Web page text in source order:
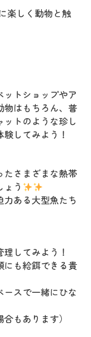
楽しく動物と触
ットショップやア
物はもちろん、普
トのような珍し
してみよう！
たさまざまな熱帯
う
ある大型魚たち
してみよう！
にも給餌できる貴
スで一緒にひな
もあります）